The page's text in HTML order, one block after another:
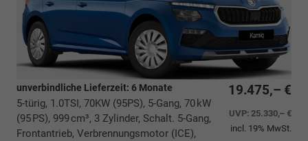
19.475,– €
UVP:25.330,– €
incl. 19% MwSt.
unverbindliche Lieferzeit: 6 Monate
5-türig, 1.0TSI, 70KW (95PS), 5-Gang, 70 kW
(95 PS), 999 cm³, 3 Zylinder, Schalt. 5-Gang,
Frontantrieb, Verbrennungsmotor (ICE),